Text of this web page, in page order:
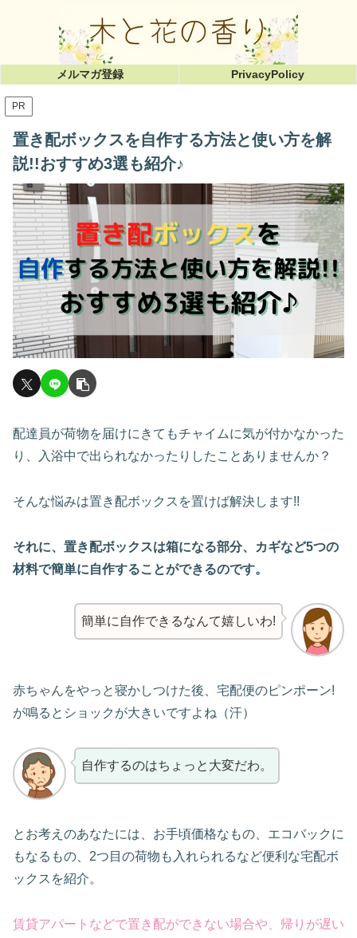
メルマガ登録 PrivacyPolicy
PR
置き配ボックスを自作する方法と使い方を解
説!!おすすめ3選も紹介♪
配達員が荷物を届けにきてもチャイムに気が付かなかった
り、入浴中で出られなかったりしたことありませんか？
そんな悩みは置き配ボックスを置けば解決します!!
それに、置き配ボックスは箱になる部分、カギなど5つの
材料で簡単に自作することができるのです。
簡単に自作できるなんて嬉しいわ!
赤ちゃんをやっと寝かしつけた後、宅配便のピンポーン!
が鳴るとショックが大きいですよね（汗）
自作するのはちょっと大変だわ。
とお考えのあなたには、お手頃価格なもの、エコバックに
もなるもの、2つ目の荷物も入れられるなど便利な宅配ボ
ックスを紹介。
賃貸アパートなどで置き配ができない場合や、帰りが遅い